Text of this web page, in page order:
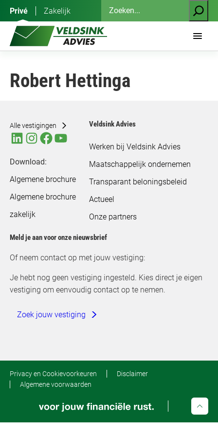
inhoud
Privé Zakelijk
Zoeken
Robert Hettinga
Alle vestigingen
Download:
Algemene brochure
Algemene brochure
zakelijk
Veldsink Advies
Werken bij Veldsink Advies
Maatschappelijk ondernemen
Transparant beloningsbeleid
Actueel
Onze partners
Meld je aan voor onze nieuwsbrief
Of neem contact op met jouw vestiging:
Je hebt nog geen vestiging ingesteld. Kies direct je eigen
vestiging om eenvoudig contact op te nemen.
Zoek jouw vestiging
Privacy en Cookievoorkeuren
Disclaimer
Algemene voorwaarden